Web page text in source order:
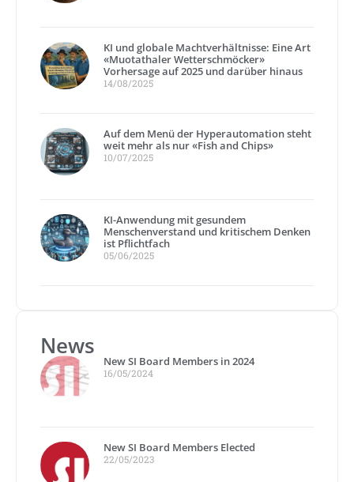
KI und globale Machtverhältnisse: Eine Art
«Muotathaler Wetterschmöcker»
Vorhersage auf 2025 und darüber hinaus
14/08/2025
Auf dem Menü der Hyperautomation steht
weit mehr als nur «Fish and Chips»
10/07/2025
KI-Anwendung mit gesundem
Menschenverstand und kritischem Denken
ist Pflichtfach
05/06/2025
News
New SI Board Members in 2024
16/05/2024
New SI Board Members Elected
22/05/2023